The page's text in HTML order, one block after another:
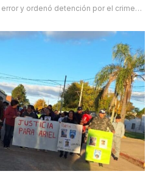
detención por el crimen en Berón de Astrada